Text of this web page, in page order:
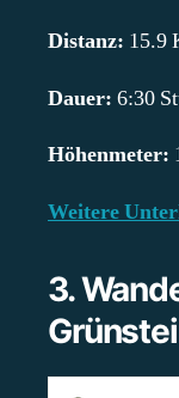
Distanz: 15.9
Dauer: 6:30
Höhenmeter:
Weitere
3.